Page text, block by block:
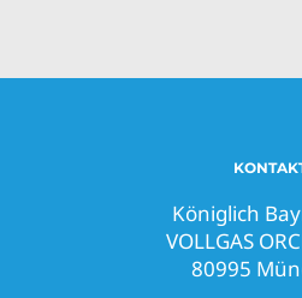
Königlich
VOLLGAS
80995